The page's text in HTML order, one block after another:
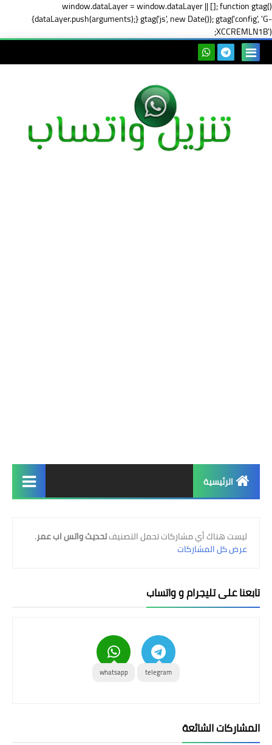
window.dataLayer = window.dataLayer || []; function gtag()
{dataLayer.push(arguments);} gtag('js', new Date()); gtag('config', 'G-
XCCREMLN1B');
الرئيسية
واتساب فؤاد
واتس بلاس
واتس عاصم
‏ليست هناك أي مشاركات تحمل التصنيفتحديث واتس اب عمر.
عرض كل المشاركات
تابعنا على تليجرام و واتساب
telegram
whatsapp
المشاركات الشائعة